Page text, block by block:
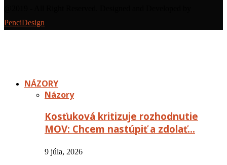
PenciDesign
NÁZORY
Názory
Kosťuková kritizuje rozhodnutie
MOV: Chcem nastúpiť a zdolať…
9 júla, 2026